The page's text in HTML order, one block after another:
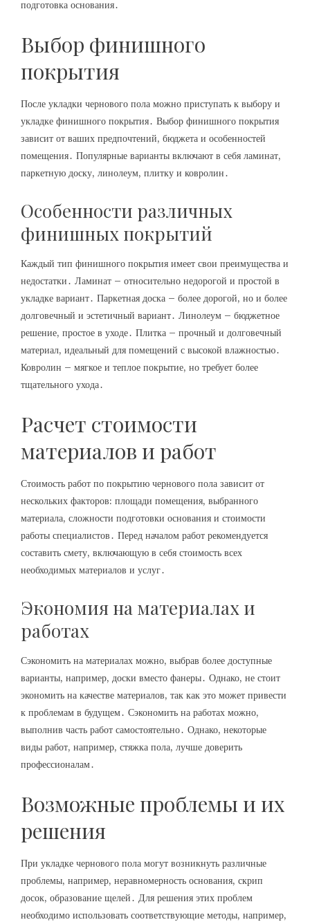
подготовка основания․
Выбор финишного
покрытия
После укладки чернового пола можно приступать к выбору и
укладке финишного покрытия․ Выбор финишного покрытия
зависит от ваших предпочтений, бюджета и особенностей
помещения․ Популярные варианты включают в себя ламинат,
паркетную доску, линолеум, плитку и ковролин․
Особенности различных
финишных покрытий
Каждый тип финишного покрытия имеет свои преимущества и
недостатки․ Ламинат – относительно недорогой и простой в
укладке вариант․ Паркетная доска – более дорогой, но и более
долговечный и эстетичный вариант․ Линолеум – бюджетное
решение, простое в уходе․ Плитка – прочный и долговечный
материал, идеальный для помещений с высокой влажностью․
Ковролин – мягкое и теплое покрытие, но требует более
тщательного ухода․
Расчет стоимости
материалов и работ
Стоимость работ по покрытию чернового пола зависит от
нескольких факторов: площади помещения, выбранного
материала, сложности подготовки основания и стоимости
работы специалистов․ Перед началом работ рекомендуется
составить смету, включающую в себя стоимость всех
необходимых материалов и услуг․
Экономия на материалах и
работах
Сэкономить на материалах можно, выбрав более доступные
варианты, например, доски вместо фанеры․ Однако, не стоит
экономить на качестве материалов, так как это может привести
к проблемам в будущем․ Сэкономить на работах можно,
выполнив часть работ самостоятельно․ Однако, некоторые
виды работ, например, стяжка пола, лучше доверить
профессионалам․
Возможные проблемы и их
решения
При укладке чернового пола могут возникнуть различные
проблемы, например, неравномерность основания, скрип
досок, образование щелей․ Для решения этих проблем
необходимо использовать соответствующие методы, например,